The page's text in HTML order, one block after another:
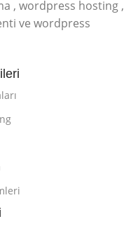
, wordpress hosting ,
ve wordpress